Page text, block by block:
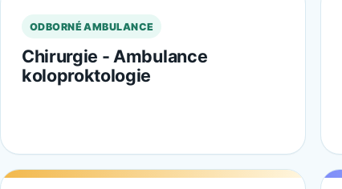
ODBORNÉ AMBULANCE
Chirurgie - Ambulance
koloproktologie